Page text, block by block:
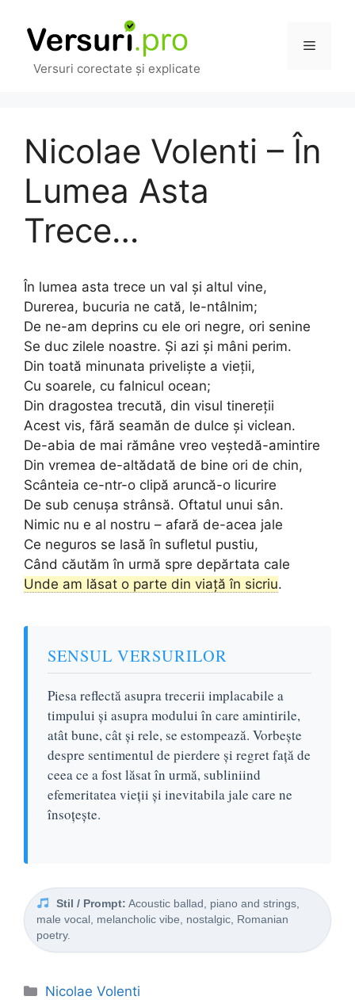
conținut
Versuri corectate și explicate
Meniu
Nicolae Volenti – În
Lumea Asta
Trece…
În lumea asta trece un val și altul vine,
Durerea, bucuria ne cată, le-ntâlnim;
De ne-am deprins cu ele ori negre, ori senine
Se duc zilele noastre. Și azi și mâni perim.
Din toată minunata priveliște a vieții,
Cu soarele, cu falnicul ocean;
Din dragostea trecută, din visul tinereții
Acest vis, fără seamăn de dulce și viclean.
De-abia de mai rămâne vreo veștedă-amintire
Din vremea de-altădată de bine ori de chin,
Scânteia ce-ntr-o clipă aruncă-o licurire
De sub cenușa strânsă. Oftatul unui sân.
Nimic nu e al nostru – afară de-acea jale
Ce neguros se lasă în sufletul pustiu,
Când căutăm în urmă spre depărtata cale
Unde am lăsat o parte din viață în sicriu.
SENSUL VERSURILOR
Piesa reflectă asupra trecerii implacabile a
timpului și asupra modului în care amintirile,
atât bune, cât și rele, se estompează. Vorbește
despre sentimentul de pierdere și regret față de
ceea ce a fost lăsat în urmă, subliniind
efemeritatea vieții și inevitabila jale care ne
însoțește.
Stil / Prompt: Acoustic ballad, piano and strings,
male vocal, melancholic vibe, nostalgic, Romanian
poetry.
Categorii
Nicolae Volenti